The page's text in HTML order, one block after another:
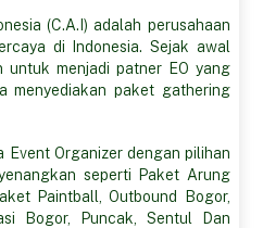
(C.A.I) adalah perusahaan
di Indonesia. Sejak awal
untuk menjadi patner EO yang
menyediakan paket gathering
Event Organizer dengan pilihan
seperti Paket Arung
Paintball, Outbound Bogor,
Bogor, Puncak, Sentul Dan